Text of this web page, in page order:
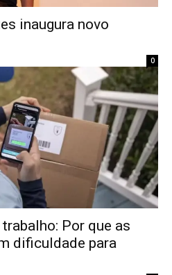
inaugura novo
0
Por que as
dificuldade para